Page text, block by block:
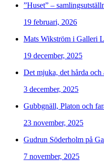
”Huset” –
19 februari, 2026
Mats Wikström i Galleri
19 december, 2025
Det mjuka, det hårda och
3 december, 2025
Gubbgnäll, Platon och
23 november, 2025
Gudrun Söderholm på
7 november, 2025